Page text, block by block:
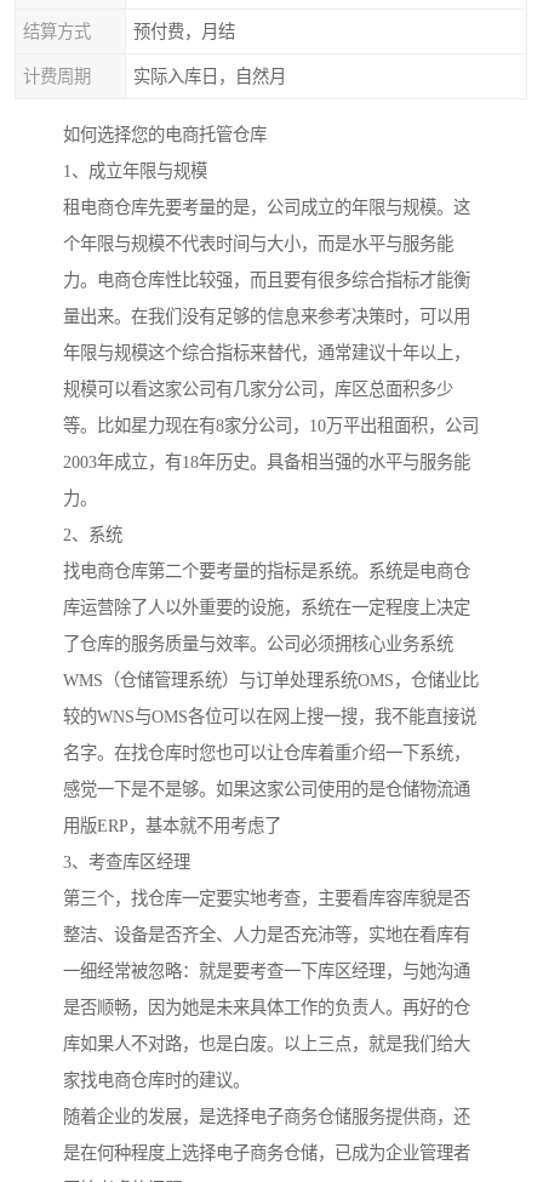
结算方式 预付费，月结
计费周期 实际入库日，自然月
如何选择您的电商托管仓库
1、成立年限与规模
租电商仓库先要考量的是，公司成立的年限与规模。这
个年限与规模不代表时间与大小，而是水平与服务能
力。电商仓库性比较强，而且要有很多综合指标才能衡
量出来。在我们没有足够的信息来参考决策时，可以用
年限与规模这个综合指标来替代，通常建议十年以上，
规模可以看这家公司有几家分公司，库区总面积多少
等。比如星力现在有8家分公司，10万平出租面积，公司
2003年成立，有18年历史。具备相当强的水平与服务能
力。
2、系统
找电商仓库第二个要考量的指标是系统。系统是电商仓
库运营除了人以外重要的设施，系统在一定程度上决定
了仓库的服务质量与效率。公司必须拥核心业务系统
WMS（仓储管理系统）与订单处理系统OMS，仓储业比
较的WNS与OMS各位可以在网上搜一搜，我不能直接说
名字。在找仓库时您也可以让仓库着重介绍一下系统，
感觉一下是不是够。如果这家公司使用的是仓储物流通
用版ERP，基本就不用考虑了
3、考查库区经理
第三个，找仓库一定要实地考查，主要看库容库貌是否
整洁、设备是否齐全、人力是否充沛等，实地在看库有
一细经常被忽略：就是要考查一下库区经理，与她沟通
是否顺畅，因为她是未来具体工作的负责人。再好的仓
库如果人不对路，也是白废。以上三点，就是我们给大
家找电商仓库时的建议。
随着企业的发展，是选择电子商务仓储服务提供商，还
是在何种程度上选择电子商务仓储，已成为企业管理者